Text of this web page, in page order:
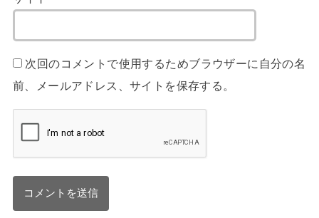
次回のコメントで使用するためブラウザーに自分の名
前、メールアドレス、サイトを保存する。